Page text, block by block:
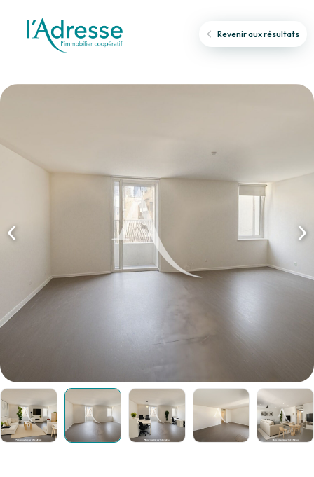
Revenir aux résultats